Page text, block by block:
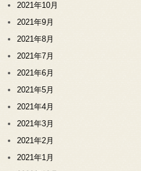
2021年10月
2021年9月
2021年8月
2021年7月
2021年6月
2021年5月
2021年4月
2021年3月
2021年2月
2021年1月